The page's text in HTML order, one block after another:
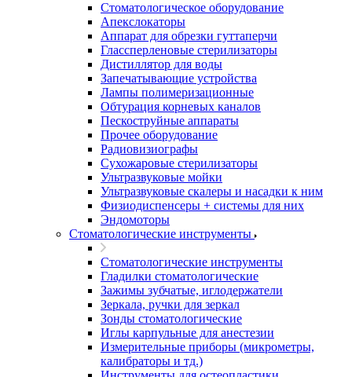
Стоматологическое оборудование
Апекслокаторы
Аппарат для обрезки гуттаперчи
Глассперленовые стерилизаторы
Дистиллятор для воды
Запечатывающие устройства
Лампы полимеризационные
Обтурация корневых каналов
Пескоструйные аппараты
Прочее оборудование
Радиовизиографы
Сухожаровые стерилизаторы
Ультразвуковые мойки
Ультразвуковые скалеры и насадки к ним
Физиодиспенсеры + системы для них
Эндомоторы
Стоматологические инструменты
Стоматологические инструменты
Гладилки стоматологические
Зажимы зубчатые, иглодержатели
Зеркала, ручки для зеркал
Зонды стоматологические
Иглы карпульные для анестезии
Измерительные приборы (микрометры,
калибраторы и тд.)